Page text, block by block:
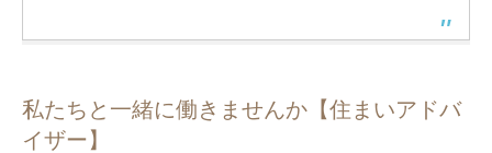
私たちと一緒に働きませんか【住まいアドバ
イザー】